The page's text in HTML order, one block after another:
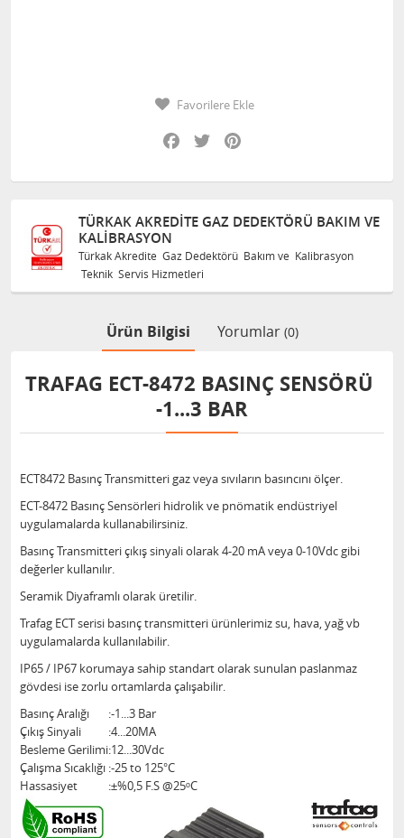
Favorilere Ekle
Facebook
Twitter
TÜRKAK AKREDITE GAZ DEDEKTÖRÜ BAKIM VE
KALIBRASYON
Türkak Akredite Gaz Dedektörü Bakım ve Kalibrasyon
Teknik Servis Hizmetleri
Ürün Bilgisi Yorumlar (0)
TRAFAG ECT-8472 BASINÇ SENSÖRÜ
-1...3 BAR
ECT8472 Basınç Transmitteri gaz veya sıvıların basıncını ölçer.
ECT-8472 Basınç Sensörleri hidrolik ve pnömatik endüstriyel
uygulamalarda kullanabilirsiniz.
Basınç Transmitteri çıkış sinyali olarak 4-20 mA veya 0-10Vdc gibi
değerler kullanılır.
Seramik Diyaframlı olarak üretilir.
Trafag ECT serisi basınç transmitteri ürünlerimiz su, hava, yağ vb
uygulamalarda kullanılabilir.
IP65 / IP67 korumaya sahip standart olarak sunulan paslanmaz
gövdesi ise zorlu ortamlarda çalışabilir.
Basınç Aralığı
:-1...3 Bar
Çıkış Sinyali
:4...20MA
Besleme Gerilimi:12...30Vdc
Çalışma Sıcaklığı :-25 to 125°C
Hassasiyet
:±%0,5 F.S @25ᵒC